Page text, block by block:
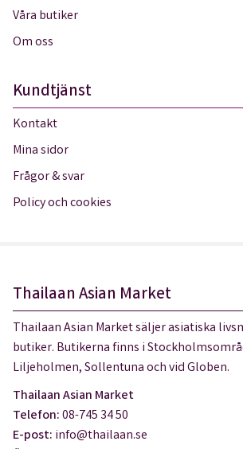
Våra butiker
Om oss
Kundtjänst
Kontakt
Mina sidor
Frågor & svar
Policy och cookies
Thailaan Asian Market
Thailaan Asian Market säljer asiatiska
butiker. Butikerna finns i
Liljeholmen, Sollentuna och vid Globen.
Thailaan Asian Market
Telefon:08-745 34 50
E-post: info@thailaan.se